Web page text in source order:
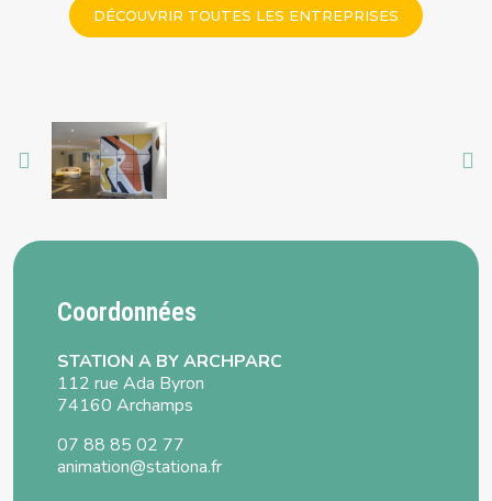
DÉCOUVRIR TOUTES LES ENTREPRISES
Coordonnées
STATION A BY ARCHPARC
112 rue Ada Byron
74160 Archamps
07 88 85 02 77
animation@stationa.fr